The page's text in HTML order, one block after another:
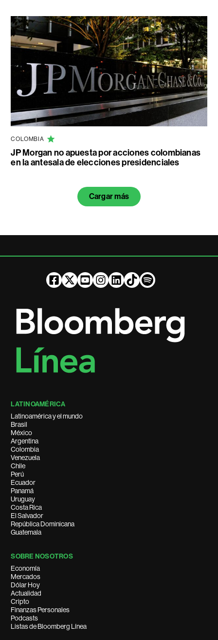
COLOMBIA
JP Morgan no apuesta por acciones colombianas
en la antesala de elecciones presidenciales
Cargar más
LATINOAMÉRICA
Latinoamérica y el mundo
Brasil
México
Argentina
Colombia
Venezuela
Chile
Perú
Ecuador
Panamá
Uruguay
Costa Rica
El Salvador
República Dominicana
Guatemala
SOBRE NOSOTROS
Economía
Mercados
Dólar Hoy
Actualidad
Cripto
Finanzas Personales
Podcasts
Listas de Bloomberg Línea